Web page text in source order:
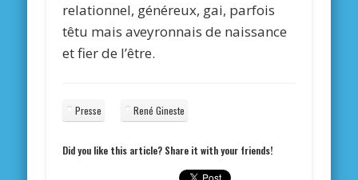
relationnel, généreux, gai, parfois
têtu mais aveyronnais de naissance
et fier de l’être.
Presse René Gineste
Did you like this article? Share it with your friends!